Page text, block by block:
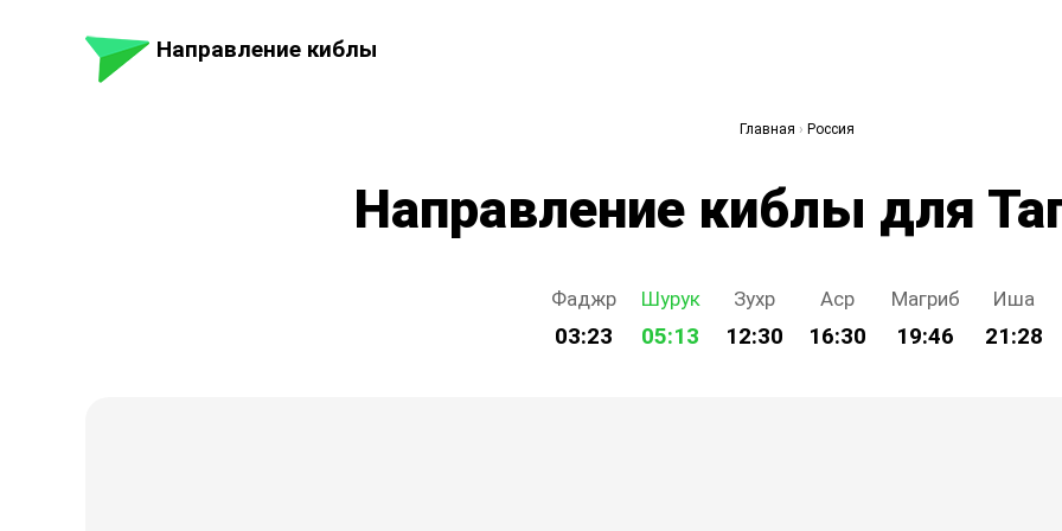
Направление киблы
Главная › Россия
Направление киблы для
Фаджр
03:23
Шурук
05:13
Зухр
12:30
Аср
16:30
Магриб
19:46
Иша
21:28